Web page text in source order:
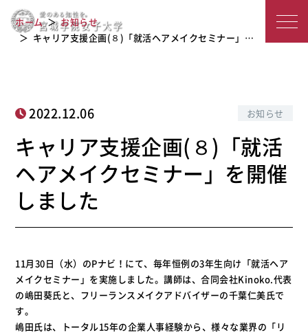
城
子
大
キャリア支援企画(８)「就活ヘアメイ
クセミナー」を開催しました
ホーム
お知らせ
キャリア支援企画(８)「就活ヘアメイクセミナー」…
2022.12.06 お知らせ
キャリア支援企画(８)「就活
ヘアメイクセミナー」を開催
しました
11月30日（水）のPナビ！にて、毎年恒例の3年生向け「就活ヘア
メイクセミナー」を実施しました。講師は、合同会社Kinoko.代表
の嶋田葵氏と、フリーランスメイクアドバイザーの千葉仁美氏で
す。
嶋田氏は、トータル15年の企業人事経験から、様々な業界の「リ